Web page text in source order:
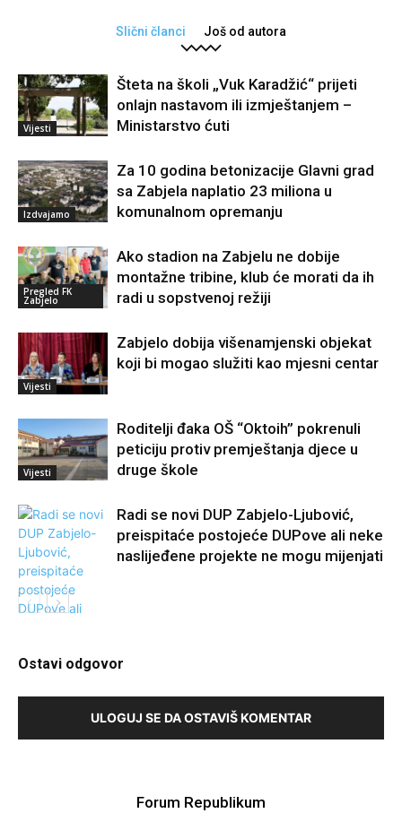
Slični članci Još od autora
Vijesti
Šteta na školi „Vuk Karadžić“ prijeti
onlajn nastavom ili izmještanjem –
Ministarstvo ćuti
Izdvajamo
Za 10 godina betonizacije Glavni grad
sa Zabjela naplatio 23 miliona u
komunalnom opremanju
Pregled FK
Zabjelo
Ako stadion na Zabjelu ne dobije
montažne tribine, klub će morati da ih
radi u sopstvenoj režiji
Vijesti
Zabjelo dobija višenamjenski objekat
koji bi mogao služiti kao mjesni centar
Vijesti
Roditelji đaka OŠ “Oktoih” pokrenuli
peticiju protiv premještanja djece u
druge škole
Vijesti
Radi se novi DUP Zabjelo-Ljubović,
preispitaće postojeće DUPove ali neke
naslijeđene projekte ne mogu mijenjati
Ostavi odgovor
ULOGUJ SE DA OSTAVIŠ KOMENTAR
Forum Republikum